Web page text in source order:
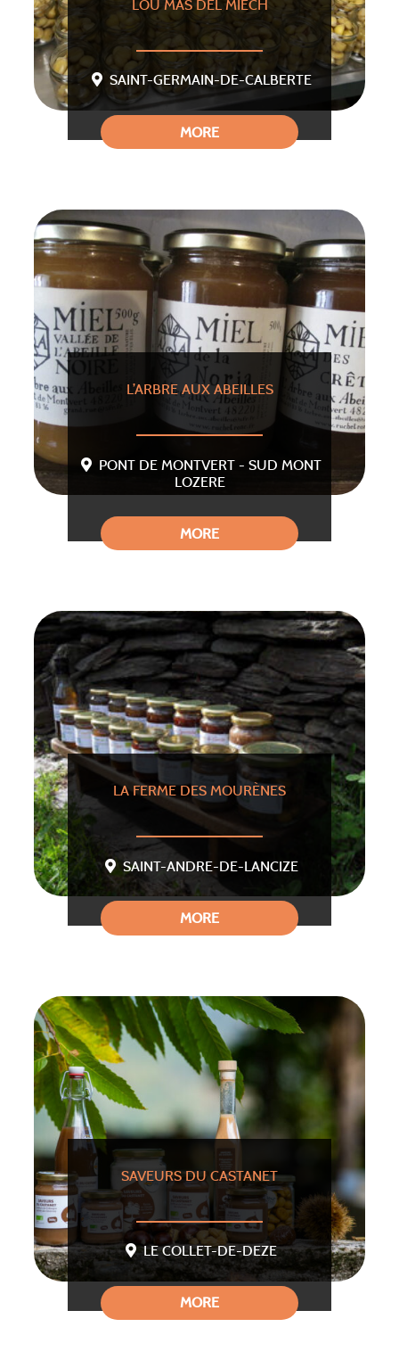
LOU MAS DEL MIECH
SAINT-GERMAIN-DE-CALBERTE
MORE
L’ARBRE AUX ABEILLES
PONT DE MONTVERT - SUD MONT
LOZERE
MORE
LA FERME DES MOURÈNES
SAINT-ANDRE-DE-LANCIZE
MORE
SAVEURS DU CASTANET
LE COLLET-DE-DEZE
MORE